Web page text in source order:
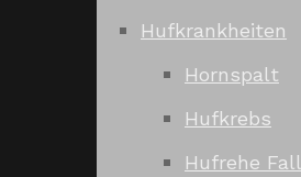
Hufkrankheiten
Hornspalt
Hufkrebs
Hufrehe